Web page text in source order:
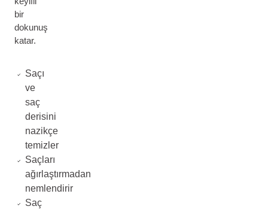
bir
dokunuş
katar.
Saçı
ve
saç
derisini
nazikçe
temizler
Saçları
ağırlaştırmadan
nemlendirir
Saç